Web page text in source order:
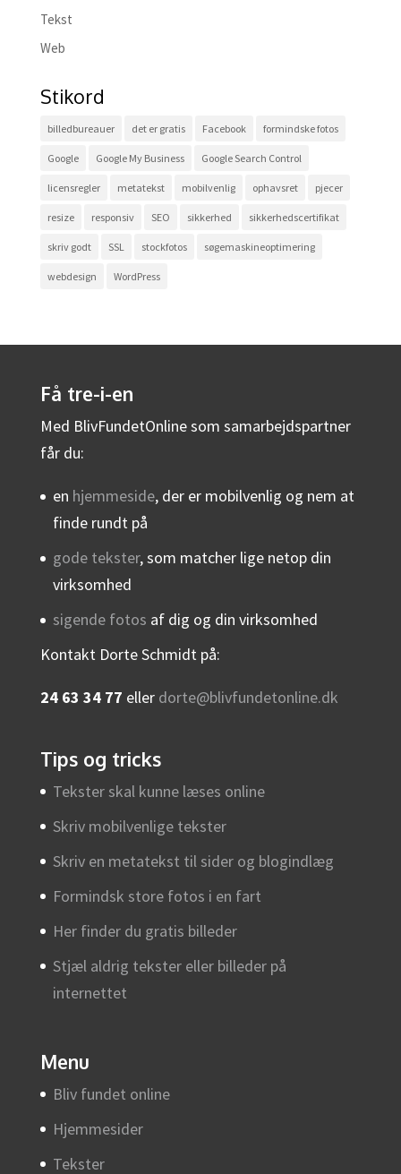
Tekst
Web
Stikord
billedbureauer det er gratis Facebook formindske fotos
Google Google My Business Google Search Control
licensregler metatekst mobilvenlig ophavsret pjecer
resize responsiv SEO sikkerhed sikkerhedscertifikat
skriv godt SSL stockfotos søgemaskineoptimering
webdesign WordPress
Få tre-i-en
Med BlivFundetOnline som samarbejdspartner
får du:
en hjemmeside, der er mobilvenlig og nem at
finde rundt på
gode tekster, som matcher lige netop din
virksomhed
sigende fotos af dig og din virksomhed
Kontakt Dorte Schmidt på:
24 63 34 77 eller dorte@blivfundetonline.dk
Tips og tricks
Tekster skal kunne læses online
Skriv mobilvenlige tekster
Skriv en metatekst til sider og blogindlæg
Formindsk store fotos i en fart
Her finder du gratis billeder
Stjæl aldrig tekster eller billeder på
internettet
Menu
Bliv fundet online
Hjemmesider
Tekster